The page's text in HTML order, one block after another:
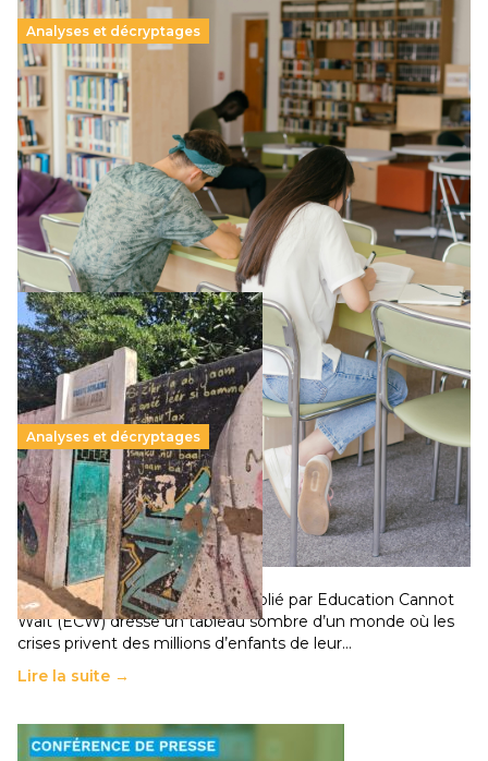
Analyses et décryptages
Supérieur privé : une dérive qui met à mal la
promesse républicaine
11 juillet 2026-
Le projet de loi sur la régulation de l’enseignement
supérieur privé met en lumière l’amplification d’un système
qui relègue l’acte pédagogique au superfétatoire, voire à…
Lire la suite →
Analyses et décryptages
258 millions d’enfants victimes de la guerre, des
chocs climatiques et des déplacements de
population
11 juillet 2026- National
Un nouveau rapport mondial publié par Education Cannot
Wait (ECW) dresse un tableau sombre d’un monde où les
crises privent des millions d’enfants de leur…
Lire la suite →